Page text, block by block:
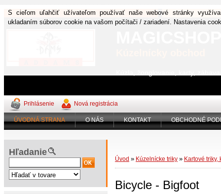
S cieľom uľahčiť užívateľom používať naše webové stránky
ukladaním súborov cookie na vašom počítači / zariadení. Nastavenia
Prihlásenie Nová registrácia
ÚVODNÁ STRANA O NÁS KONTAKT OBCHODNÉ
Hľadanie
Úvod » Kúzelnícke triky » Kartové triky,
Bicycle - Bigfoot